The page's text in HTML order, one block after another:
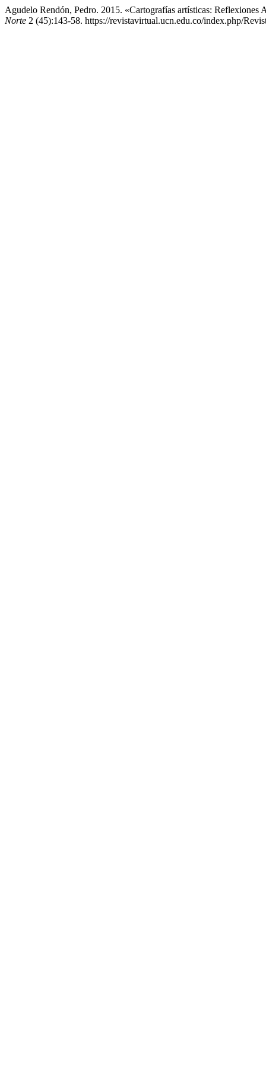
Agudelo Rendón, Pedro. 2015. «Cartografías artísticas:
Norte 2 (45):143-58. https://revistavirtual.ucn.edu.co/index.php/